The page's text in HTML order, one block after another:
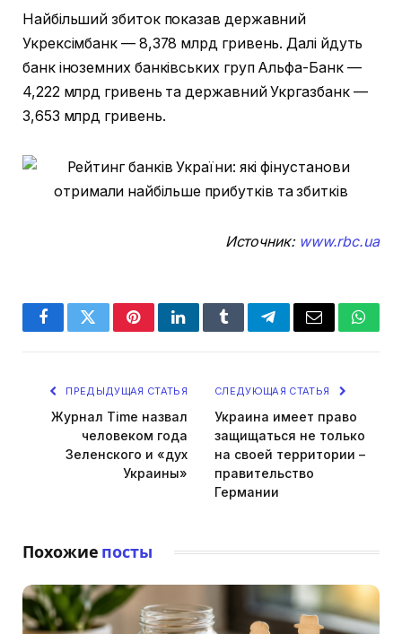
Найбільший збиток показав державний
Укрексімбанк — 8,378 млрд гривень. Далі йдуть
банк іноземних банківських груп Альфа-Банк —
4,222 млрд гривень та державний Укргазбанк —
3,653 млрд гривень.
Источник: www.rbc.ua
FacebookTwitterPinterestLinkedInTumblrTelegramEmail
ПРЕДЫДУЩАЯ СТАТЬЯ
Журнал Time назвал
человеком года
Зеленского и «дух
Украины»
СЛЕДУЮЩАЯ СТАТЬЯ
Украина имеет право
защищаться не только
на своей территории –
правительство
Германии
Похожие посты